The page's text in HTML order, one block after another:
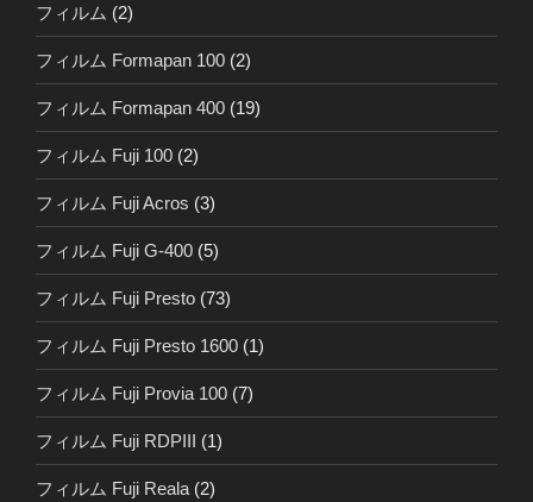
フィルム (2)
フィルム Formapan 100 (2)
フィルム Formapan 400 (19)
フィルム Fuji 100 (2)
フィルム Fuji Acros (3)
フィルム Fuji G-400 (5)
フィルム Fuji Presto (73)
フィルム Fuji Presto 1600 (1)
フィルム Fuji Provia 100 (7)
フィルム Fuji RDPIII (1)
フィルム Fuji Reala (2)